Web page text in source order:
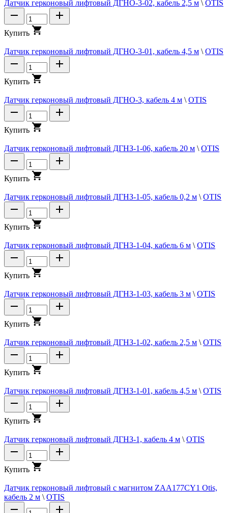
Датчик герконовый лифтовый ДГНО-3-02, кабель 2,5 м \ OTIS
Купить
Датчик герконовый лифтовый ДГНО-3-01, кабель 4,5 м \ OTIS
Купить
Датчик герконовый лифтовый ДГНО-3, кабель 4 м \ OTIS
Купить
Датчик герконовый лифтовый ДГНЗ-1-06, кабель 20 м \ OTIS
Купить
Датчик герконовый лифтовый ДГНЗ-1-05, кабель 0,2 м \ OTIS
Купить
Датчик герконовый лифтовый ДГНЗ-1-04, кабель 6 м \ OTIS
Купить
Датчик герконовый лифтовый ДГНЗ-1-03, кабель 3 м \ OTIS
Купить
Датчик герконовый лифтовый ДГНЗ-1-02, кабель 2,5 м \ OTIS
Купить
Датчик герконовый лифтовый ДГНЗ-1-01, кабель 4,5 м \ OTIS
Купить
Датчик герконовый лифтовый ДГНЗ-1, кабель 4 м \ OTIS
Купить
Датчик герконовый лифтовый с магнитом ZAA177CY1 Otis,
кабель 2 м \ OTIS